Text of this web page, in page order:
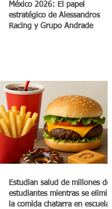
México 2026: El papel
estratégico de Alessandros
Racing y Grupo Andrade
Estudian salud de millones de
estudiantes mientras se elimina
la comida chatarra en escuelas